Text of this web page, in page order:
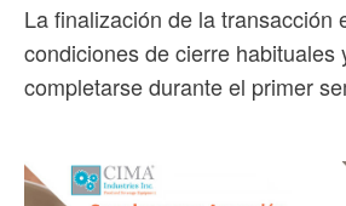
La finalización de la transacción
condiciones de cierre habituales
completarse durante el primer